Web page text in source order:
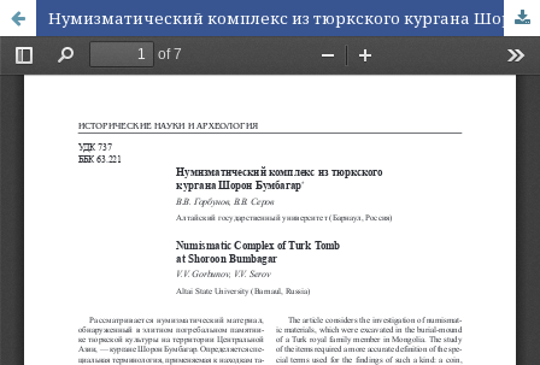
Нумизматический комплекс из тюркского кургана Шорон Бумбагар